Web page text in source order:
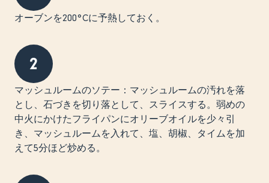
オーブンを200°Cに予熱しておく。
2
マッシュルームのソテー：マッシュルームの汚れを落
とし、石づきを切り落として、スライスする。弱めの
中火にかけたフライパンにオリーブオイルを少々引
き、マッシュルームを入れて、塩、胡椒、タイムを加
えて5分ほど炒める。